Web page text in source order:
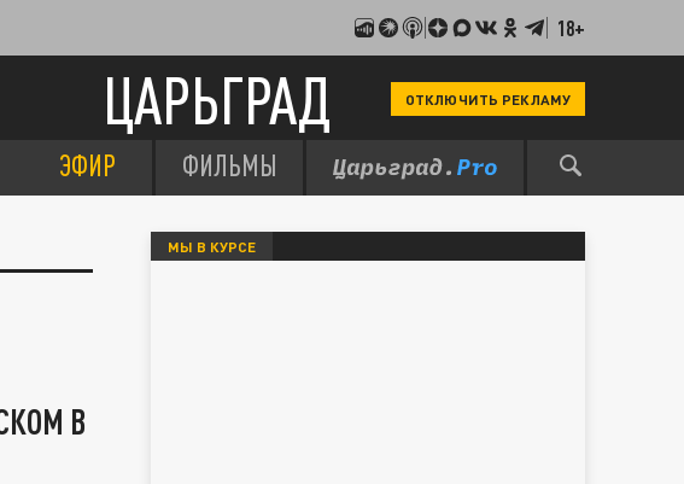
18+
ЦАРЬГРАД ОТКЛЮЧИТЬ РЕКЛАМУ
ЭФИР ФИЛЬМЫ
В
МЫ В КУРСЕ